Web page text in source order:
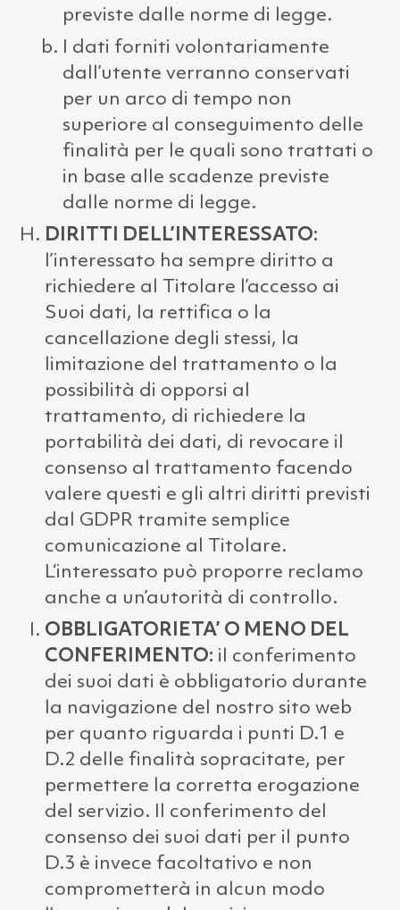
previste dalle norme di legge.
I dati forniti volontariamente
dall’utente verranno conservati
per un arco di tempo non
superiore al conseguimento delle
finalità per le quali sono trattati o
in base alle scadenze previste
dalle norme di legge.
DIRITTI DELL’INTERESSATO:
l’interessato ha sempre diritto a
richiedere al Titolare l’accesso ai
Suoi dati, la rettifica o la
cancellazione degli stessi, la
limitazione del trattamento o la
possibilità di opporsi al
trattamento, di richiedere la
portabilità dei dati, di revocare il
consenso al trattamento facendo
valere questi e gli altri diritti previsti
dal GDPR tramite semplice
comunicazione al Titolare.
L‘interessato può proporre reclamo
anche a un’autorità di controllo.
OBBLIGATORIETA’ O MENO DEL
CONFERIMENTO: il conferimento
dei suoi dati è obbligatorio durante
la navigazione del nostro sito web
per quanto riguarda i punti D.1 e
D.2 delle finalità sopracitate, per
permettere la corretta erogazione
del servizio. Il conferimento del
consenso dei suoi dati per il punto
D.3 è invece facoltativo e non
comprometterà in alcun modo